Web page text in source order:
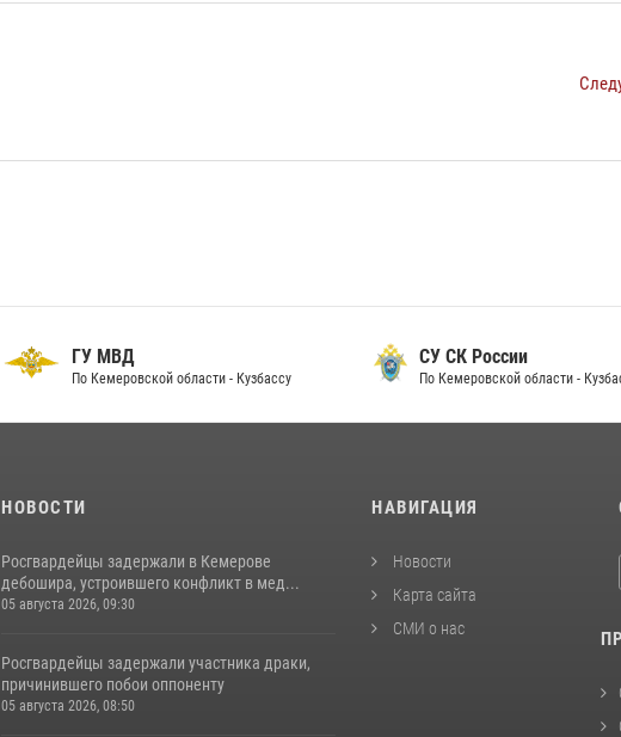
ГУ МВД
По Кемеровской области - Кузбассу
СУ СК России
По Кемеровской области -
НОВОСТИ
Росгвардейцы задержали в Кемерове
дебошира, устроившего конфликт в мед...
05 августа 2026, 09:30
Росгвардейцы задержали участника драки,
причинившего побои оппоненту
05 августа 2026, 08:50
НАВИГАЦИЯ
Новости
Карта сайта
СМИ о нас